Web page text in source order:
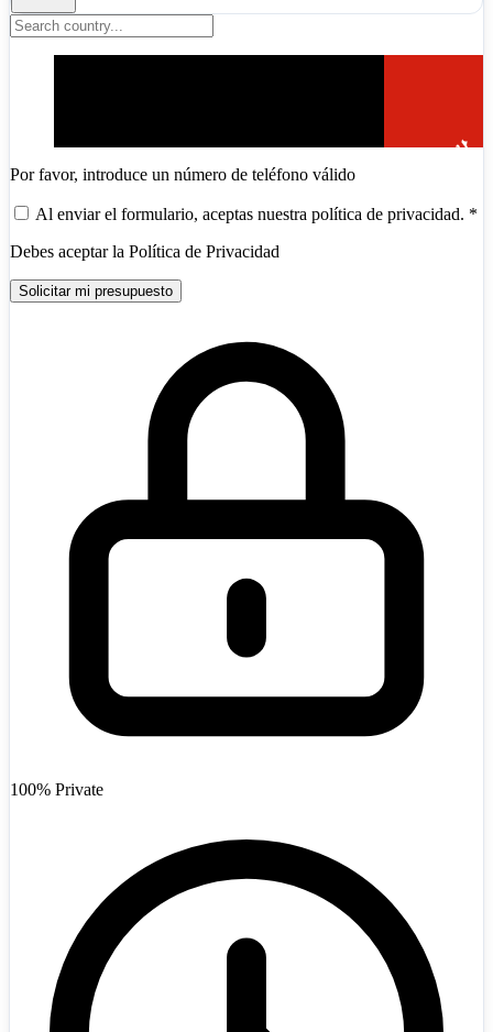
Andorra
Angola
+244
Afghanistan
Por favor, introduce un número de teléfono válido
Al enviar el formulario, aceptas nuestra política de privacidad. *
Debes aceptar la Política de Privacidad
Solicitar mi presupuesto
100% Private